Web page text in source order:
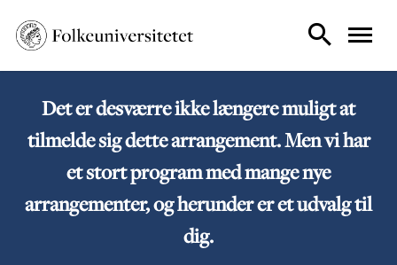
Det er desværre ikke længere muligt at
tilmelde sig dette arrangement. Men vi har
et stort program med mange nye
arrangementer, og herunder er et udvalg til
dig.